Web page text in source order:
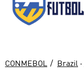
CONMEBOL Brazil ·